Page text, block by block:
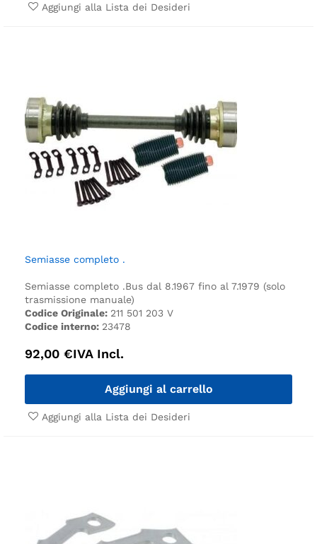
Aggiungi alla Lista dei Desideri
Semiasse completo .
Semiasse completo .Bus dal 8.1967 fino al 7.1979 (solo
trasmissione manuale)
Codice Originale: 211 501 203 V
Codice interno: 23478
92,00 €IVA Incl.
Aggiungi al carrello
Aggiungi alla Lista dei Desideri